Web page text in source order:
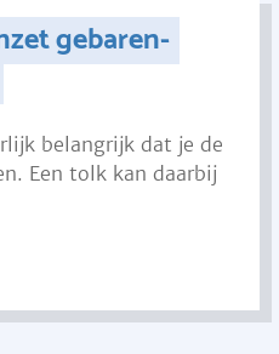
gebaren-
belangrijk dat je de
Een tolk kan daarbij